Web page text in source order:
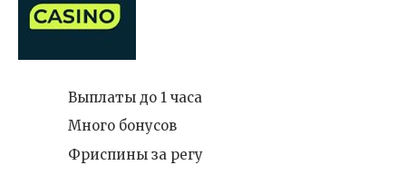
Выплаты до 1 часа
Много бонусов
Фриспины за регу